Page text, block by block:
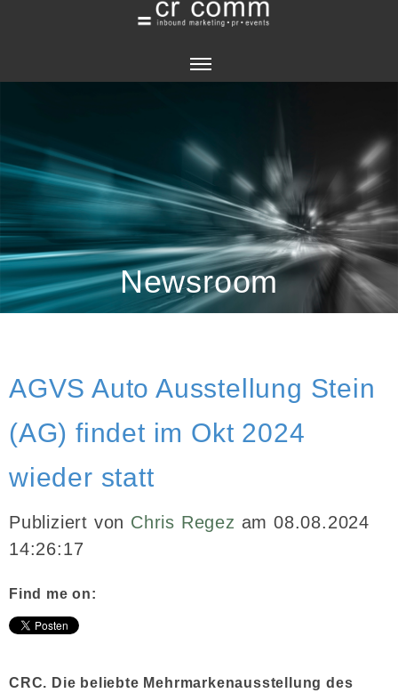
PORTRAIT
MITARBEITER
BANKVERBINDUNG
IMPRESSUM
BLOG
SERVICES
INBOUND MARKETING
PR
Newsroom
AGVS Auto Ausstellung Stein
(AG) findet im Okt 2024
wieder statt
Publiziert von Chris Regez am 08.08.2024
14:26:17
Find me on:
CRC. Die beliebte Mehrmarkenausstellung des